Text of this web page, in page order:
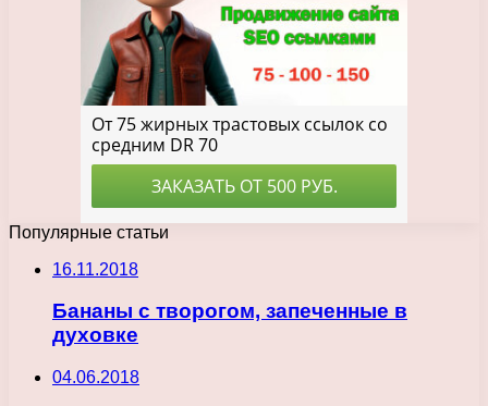
Популярные статьи
16.11.2018
Бананы с творогом, запеченные в
духовке
04.06.2018